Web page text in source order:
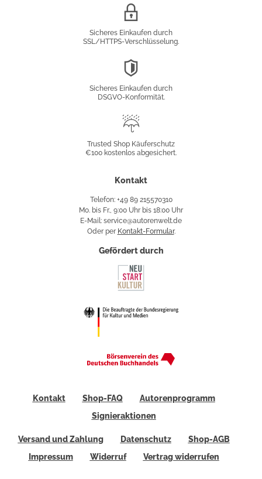
Sicheres Einkaufen durch
SSL/HTTPS-Verschlüsselung.
Sicheres Einkaufen durch
DSGVO-Konformität.
Käuferschutz
Trusted Shop Käuferschutz
€100 kostenlos abgesichert.
Kontakt
Telefon: +49 89 215570310
Mo. bis Fr., 9:00 Uhr bis 18:00 Uhr
E-Mail: service@autorenwelt.de
Oder per Kontakt-Formular.
Gefördert durch
Kontakt Shop-FAQ
Autorenprogramm
Signieraktionen
Versand und Zahlung Datenschutz
Shop-AGB
Impressum
Widerruf Vertrag widerrufen